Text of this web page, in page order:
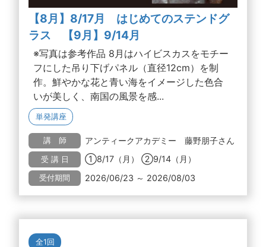
【8月】8/17月 はじめてのステンドグ
ラス 【9月】9/14月
※写真は参考作品 8月はハイビスカスをモチー
フにした吊り下げパネル（直径12cm）を制
作。鮮やかな花と青い海をイメージした色合
いが美しく、南国の風景を感...
単発講座
講 師 アンティークアカデミー 藤野朋子さん
受 講 日 ①8/17（月） ②9/14（月）
受付期間 2026/06/23 ～ 2026/08/03
全1回